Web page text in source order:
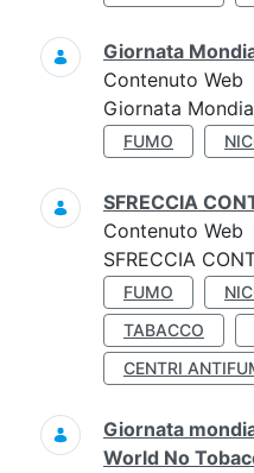
Giornata
Contenuto Web
Giornata
FUMO
SFRECCIA
Contenuto Web
SFRECCIA
FUMO
TABACCO
CENTRI
Giornata
World No